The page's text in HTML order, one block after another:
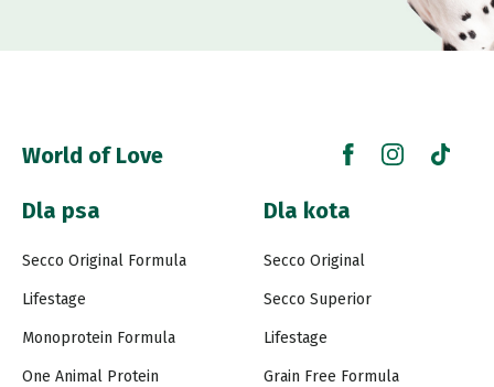
World of Love
Dla psa
Secco Original Formula
Lifestage
Monoprotein Formula
One Animal Protein
Dla kota
Secco Original
Secco Superior
Lifestage
Grain Free Formula